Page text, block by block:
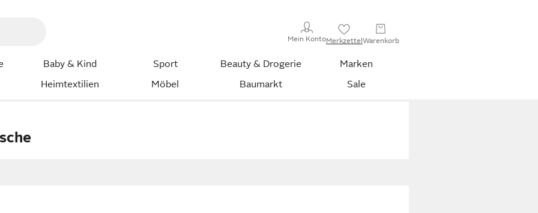
Mein KontoMerkzettelWarenkorb
Baby & Kind Sport Beauty & Drogerie
Marken
Heimtextilien Möbel Baumarkt Sale